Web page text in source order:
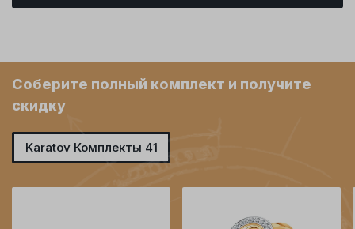
Соберите полный комплект и получите
скидку
Karatov Комплекты 41